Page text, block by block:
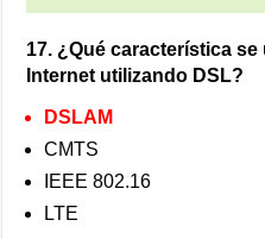
17. ¿Qué característica
Internet utilizando DSL?
DSLAM
CMTS
IEEE 802.16
LTE